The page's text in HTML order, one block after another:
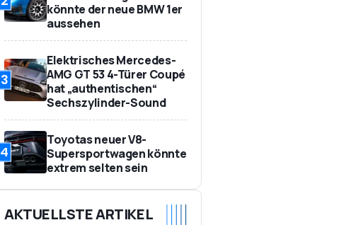
könnte der neue BMW 1er
aussehen
3
Elektrisches Mercedes-
AMG GT 53 4-Türer Coupé
hat „authentischen“
Sechszylinder-Sound
4
Toyotas neuer V8-
Supersportwagen könnte
extrem selten sein
AKTUELLSTE ARTIKEL